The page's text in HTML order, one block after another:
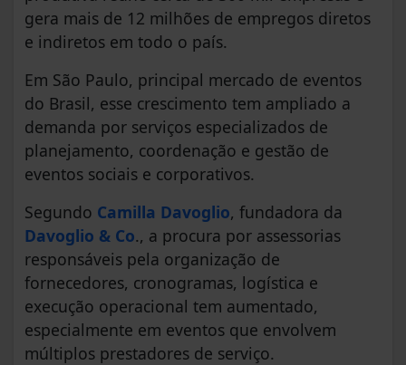
gera mais de 12 milhões de empregos diretos
e indiretos em todo o país.
Em São Paulo, principal mercado de eventos
do Brasil, esse crescimento tem ampliado a
demanda por serviços especializados de
planejamento, coordenação e gestão de
eventos sociais e corporativos.
Segundo Camilla Davoglio, fundadora da
Davoglio & Co., a procura por assessorias
responsáveis pela organização de
fornecedores, cronogramas, logística e
execução operacional tem aumentado,
especialmente em eventos que envolvem
múltiplos prestadores de serviço.